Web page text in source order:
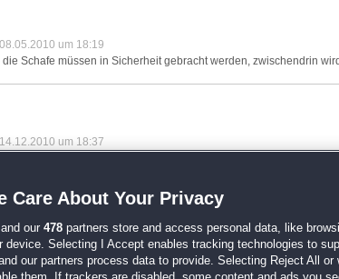
um 18:19
Schafe müssen in Sicherheit gebracht werden, zwischendrin
um 18:37
einer kleinen Farm... Witzige Geschichte bekannter Charaktere,
um 11:38
hierbei "leider wieder einmal" um die "übliche" Art eines 3-
Care About Your Privacy
our 478 partners store and access personal data, like
device. Selecting I Accept enables tracking technologies to
our partners process data to provide. Selecting Reject All or